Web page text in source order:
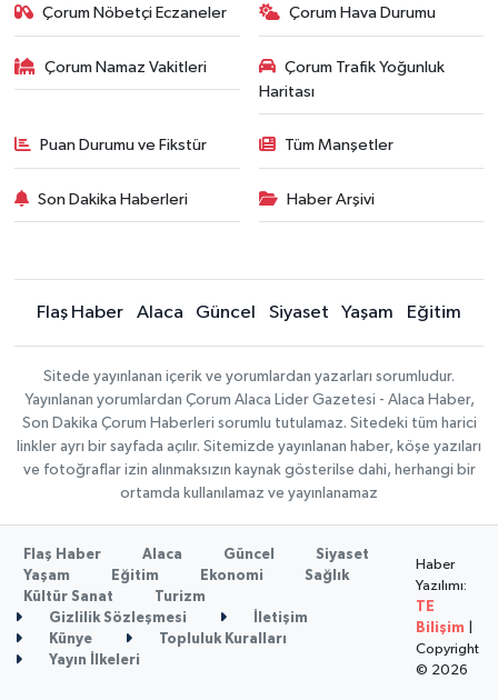
Çorum Nöbetçi Eczaneler Çorum Hava Durumu
Çorum Namaz Vakitleri
Çorum Trafik Yoğunluk
Haritası
Puan Durumu ve Fikstür Tüm Manşetler
Son Dakika Haberleri Haber Arşivi
Flaş Haber Alaca Güncel Siyaset Yaşam Eğitim
Sitede yayınlanan içerik ve yorumlardan yazarları sorumludur.
Yayınlanan yorumlardan Çorum Alaca Lider Gazetesi - Alaca Haber,
Son Dakika Çorum Haberleri sorumlu tutulamaz. Sitedeki tüm harici
linkler ayrı bir sayfada açılır. Sitemizde yayınlanan haber, köşe yazıları
ve fotoğraflar izin alınmaksızın kaynak gösterilse dahi, herhangi bir
ortamda kullanılamaz ve yayınlanamaz
Flaş Haber Alaca Güncel
Siyaset
Yaşam
Eğitim Ekonomi
Sağlık
Kültür Sanat
Turizm
Gizlilik Sözleşmesi
İletişim
Künye
Topluluk Kuralları
Yayın İlkeleri
Haber
Yazılımı:
TE
Bilişim
Copyright
© 2026